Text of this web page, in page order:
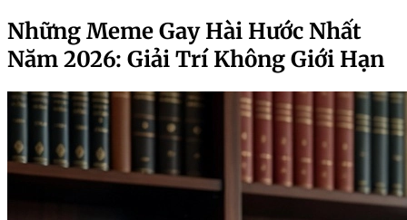
Những Meme Gay Hài Hước Nhất
Năm 2026: Giải Trí Không Giới Hạn